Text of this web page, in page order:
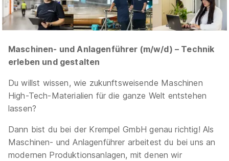
9 Ausbildungsplätze
Ausbildung Maschinen- und Anlagenführer
(m/w/d) 2026
76456 Kuppenheim
1.251 - 1.382 € pro Monat
Maschinen- und Anlagenführer (m/w/d) – Technik
erleben und gestalten
Du willst wissen, wie zukunftsweisende Maschinen
High-Tech-Materialien für die ganze Welt entstehen
lassen?
Dann bist du bei der Krempel GmbH genau richtig! Als
Maschinen- und Anlagenführer arbeitest du bei uns an
modernen Produktionsanlagen, mit denen wir